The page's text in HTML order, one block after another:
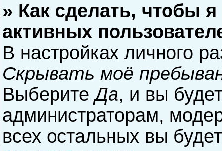
» Как сделать, чтобы
активных
В настройках личного
Скрывать моё
ВыберитеДа, и вы
администраторам,
всех остальных вы